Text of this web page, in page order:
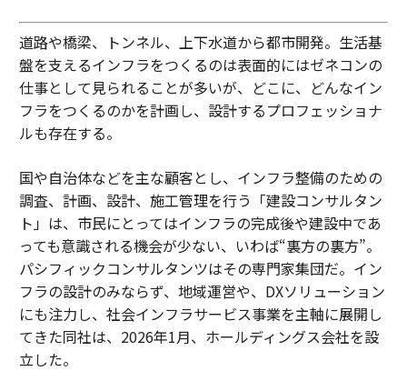
道路や橋梁、トンネル、上下水道から都市開発。生活基
盤を支えるインフラをつくるのは表面的にはゼネコンの
仕事として見られることが多いが、どこに、どんなイン
フラをつくるのかを計画し、設計するプロフェッショナ
ルも存在する。
国や自治体などを主な顧客とし、インフラ整備のための
調査、計画、設計、施工管理を行う「建設コンサルタン
ト」は、市民にとってはインフラの完成後や建設中であ
っても意識される機会が少ない、いわば“裏方の裏方”。
パシフィックコンサルタンツはその専門家集団だ。イン
フラの設計のみならず、地域運営や、DXソリューション
にも注力し、社会インフラサービス事業を主軸に展開し
てきた同社は、2026年1月、ホールディングス会社を設
立した。